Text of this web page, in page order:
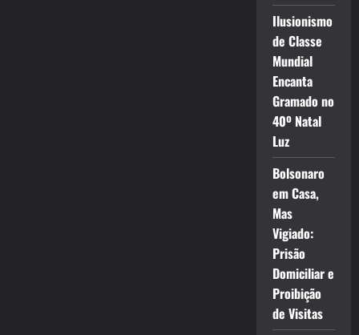
Ilusionismo
de Classe
Mundial
Encanta
Gramado no
40º Natal
Luz
Bolsonaro
em Casa,
Mas
Vigiado:
Prisão
Domiciliar e
Proibição
de Visitas